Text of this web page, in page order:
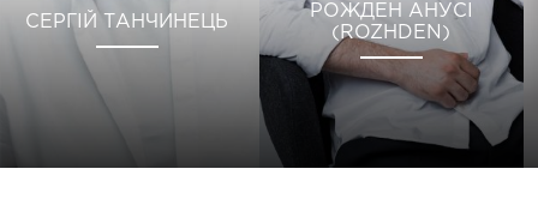
СЕРГІЙ ТАНЧИНЕЦЬ
РОЖДЕН АНУСІ
(ROZHDEN)